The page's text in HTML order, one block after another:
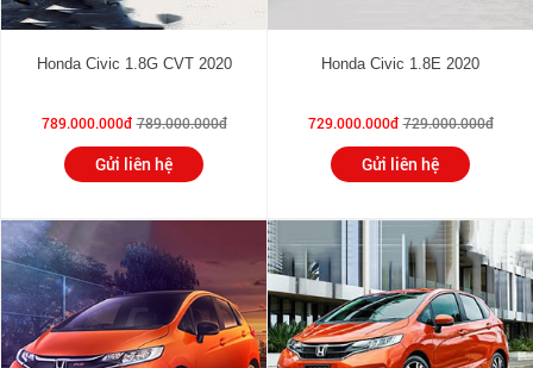
Honda Civic 1.8G CVT 2020
789.000.000đ 789.000.000đ
Gửi liên hệ
Honda Civic 1.8E 2020
729.000.000đ 729.000.000đ
Gửi liên hệ